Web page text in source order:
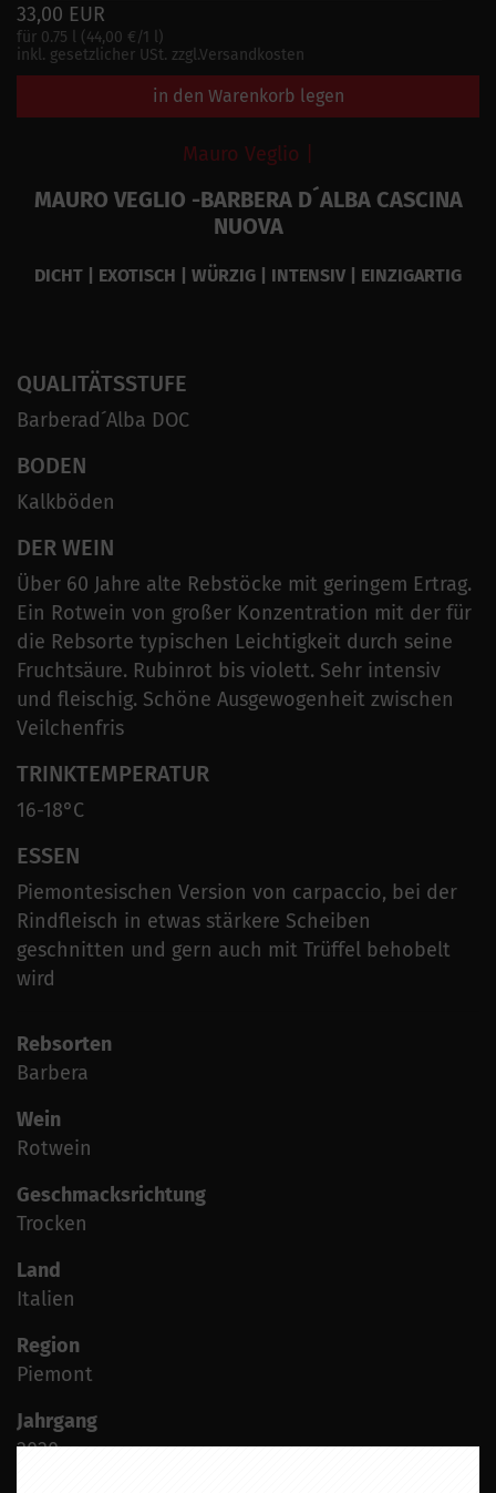
33,00 EUR
für 0.75 l (44,00 €/1 l)
inkl. gesetzlicher USt. zzgl.Versandkosten
in den Warenkorb legen
Mauro Veglio |
MAURO VEGLIO -BARBERA D´ALBA CASCINA
NUOVA
DICHT | EXOTISCH | WÜRZIG | INTENSIV | EINZIGARTIG
QUALITÄTSSTUFE
Barberad´Alba DOC
BODEN
Kalkböden
DER WEIN
Über 60 Jahre alte Rebstöcke mit geringem Ertrag.
Ein Rotwein von großer Konzentration mit der für
die Rebsorte typischen Leichtigkeit durch seine
Fruchtsäure. Rubinrot bis violett. Sehr intensiv
und fleischig. Schöne Ausgewogenheit zwischen
Veilchenfris
TRINKTEMPERATUR
16-18°C
ESSEN
Piemontesischen Version von carpaccio, bei der
Rindfleisch in etwas stärkere Scheiben
geschnitten und gern auch mit Trüffel behobelt
wird
Rebsorten
Barbera
Wein
Rotwein
Geschmacksrichtung
Trocken
Land
Italien
Region
Piemont
Jahrgang
2020